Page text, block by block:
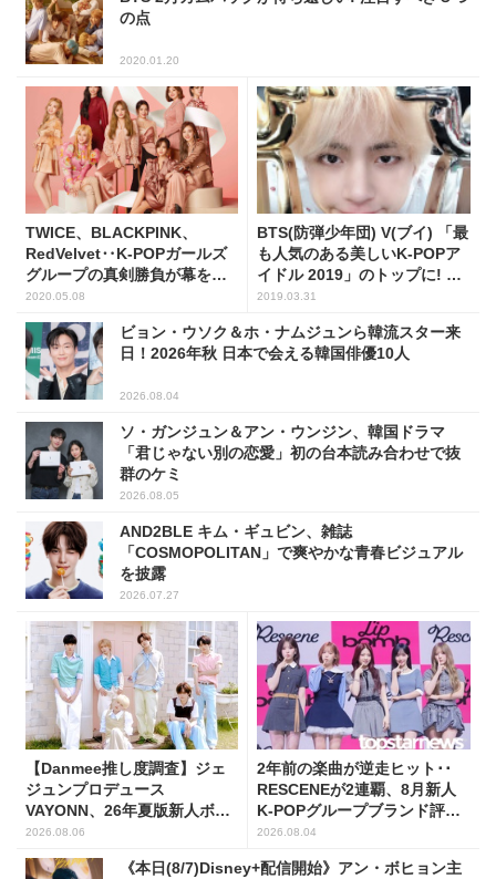
の点
2020.01.20
TWICE、BLACKPINK、
RedVelvet‥K-POPガールズ
グループの真剣勝負が幕を開
ける6月
2020.05.08
BTS(防弾少年団) V(ブイ) 「最
も人気のある美しいK-POPア
イドル 2019」のトップに! ベ
トナム有力メディアも絶賛!!
2019.03.31
ビョン・ウソク＆ホ・ナムジュンら韓流スター来
日！2026年秋 日本で会える韓国俳優10人
2026.08.04
ソ・ガンジュン＆アン・ウンジン、韓国ドラマ
「君じゃない別の恋愛」初の台本読み合わせで抜
群のケミ
2026.08.05
AND2BLE キム・ギュビン、雑誌
「COSMOPOLITAN」で爽やかな青春ビジュアル
を披露
2026.07.27
【Danmee推し度調査】ジェ
ジュンプロデュース
VAYONN、26年夏版新人ボー
イズグループ人気No.1に
2026.08.06
2年前の楽曲が逆走ヒット･･
RESCENEが2連覇、8月新人
K-POPグループブランド評判
トップ5
2026.08.04
《本日(8/7)Disney+配信開始》アン・ボヒョン主